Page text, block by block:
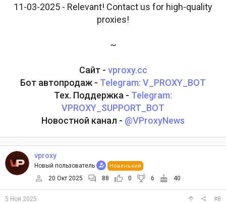
11-03-2025 - Relevant! Contact us for high-quality
proxies!
~
Сайт - vproxy.cc
Бот автопродаж - Telegram: V_PROXY_BOT
Тех. Поддержка - Telegram:
VPROXY_SUPPORT_BOT
Новостной канал - @VProxyNews
vproxy
Новый пользователь Новенький
20 Окт 2025 88 0 6 40
5 Ноя 2025 #8